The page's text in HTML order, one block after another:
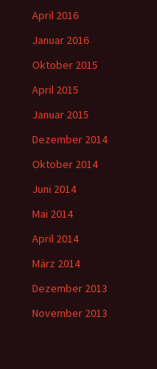
April 2016
Januar 2016
Oktober 2015
April 2015
Januar 2015
Dezember 2014
Oktober 2014
Juni 2014
Mai 2014
April 2014
März 2014
Dezember 2013
November 2013